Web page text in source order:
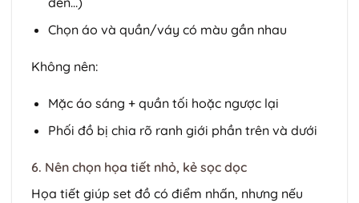
Chọn áo và quần/váy có màu gần nhau
Không nên:
Mặc áo sáng + quần tối hoặc ngược lại
Phối đồ bị chia rõ ranh giới phần trên và dưới
6. Nên chọn họa tiết nhỏ, kẻ sọc dọc
Họa tiết giúp set đồ có điểm nhấn, nhưng nếu